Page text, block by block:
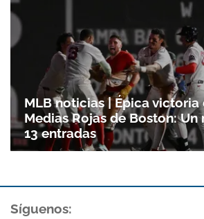
MLB noticias | Épica victoria
Medias Rojas de Boston:
13 entradas
Síguenos: